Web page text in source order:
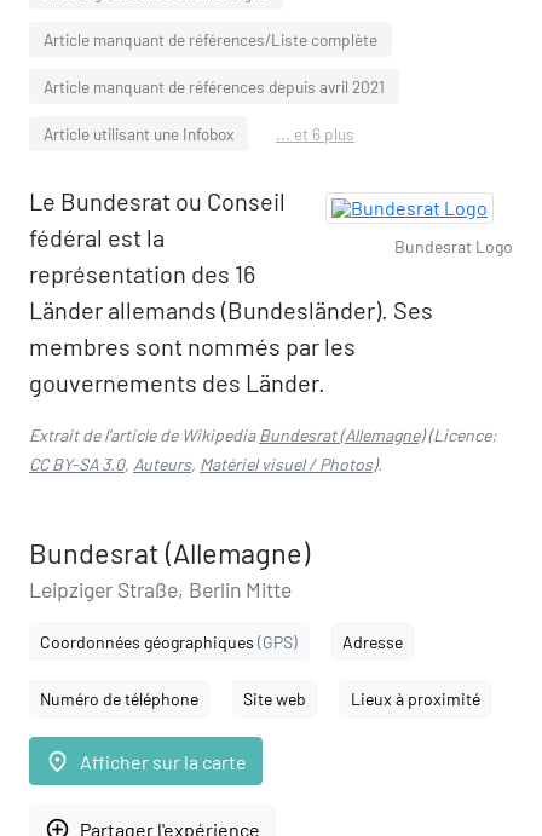
Article manquant de références/Liste complète
Article manquant de références depuis avril 2021
Article utilisant une Infobox ... et 6 plus
Bundesrat Logo
Le Bundesrat ou Conseil
fédéral est la
représentation des 16
Länder allemands (Bundesländer). Ses
membres sont nommés par les
gouvernements des Länder.
Extrait de l'article de WikipediaBundesrat (Allemagne)(Licence:
CC BY-SA 3.0, Auteurs, Matériel visuel / Photos).
Bundesrat (Allemagne)
Leipziger Straße, Berlin Mitte
Coordonnées géographiques (GPS) Adresse
Numéro de téléphone Site web Lieux à proximité
place Afficher sur la carte
add_circle_outline Partager l'expérience